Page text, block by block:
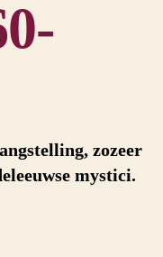
zozeer
mystici.